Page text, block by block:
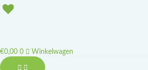
€0,00 0 Winkelwagen